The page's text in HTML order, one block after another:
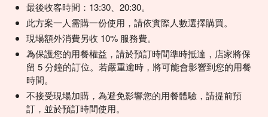
最後收客時間：13:30、20:30。
此方案一人需購一份使用，請依實際人數選擇購買。
現場額外消費另收 10% 服務費。
為保護您的用餐權益，請於預訂時間準時抵達，店家將保
留 5 分鐘的訂位。若嚴重逾時，將可能會影響到您的用餐
時間。
不接受現場加購，為避免影響您的用餐體驗，請提前預
訂，並於預訂時間使用。